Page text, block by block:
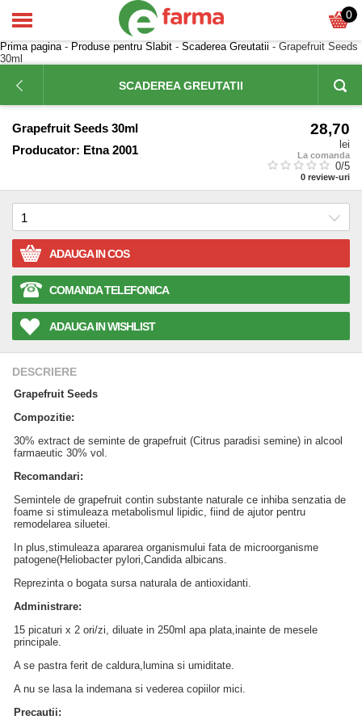
0
Prima pagina- Produse pentru Slabit - Scaderea Greutatii - Grapefruit Seeds
30ml
SCADEREA GREUTATII
Grapefruit Seeds 30ml
Producator: Etna 2001
28,70
lei
La comanda
0/5
0 review-uri
ADAUGA IN COS
COMANDA TELEFONICA
ADAUGA IN WISHLIST
DESCRIERE
Grapefruit Seeds
Compozitie:
30% extract de seminte de grapefruit (Citrus paradisi semine) in alcool
farmaeutic 30% vol.
Recomandari:
Semintele de grapefruit contin substante naturale ce inhiba senzatia de
foame si stimuleaza metabolismul lipidic, fiind de ajutor pentru
remodelarea siluetei.
In plus,stimuleaza apararea organismului fata de microorganisme
patogene(Heliobacter pylori,Candida albicans.
Reprezinta o bogata sursa naturala de antioxidanti.
Administrare:
15 picaturi x 2 ori/zi, diluate in 250ml apa plata,inainte de mesele
principale.
A se pastra ferit de caldura,lumina si umiditate.
A nu se lasa la indemana si vederea copiilor mici.
Precautii: